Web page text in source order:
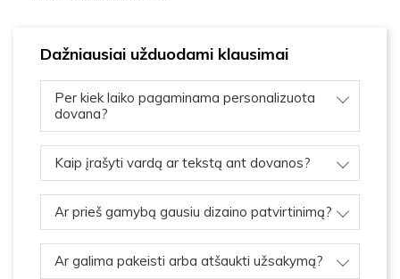
Dažniausiai užduodami klausimai
Per kiek laiko pagaminama personalizuota
dovana?
Kaip įrašyti vardą ar tekstą ant dovanos?
Ar prieš gamybą gausiu dizaino patvirtinimą?
Ar galima pakeisti arba atšaukti užsakymą?